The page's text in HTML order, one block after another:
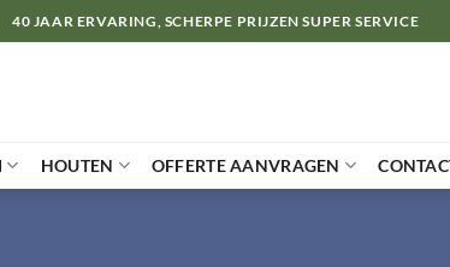
40 JAAR ERVARING, SCHERPE PRIJZEN SUPER SERVICE
HOUTEN OFFERTE AANVRAGEN